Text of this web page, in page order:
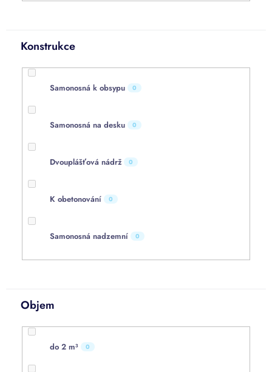
Konstrukce
Samonosná k obsypu 0
Samonosná na desku 0
Dvouplášťová nádrž 0
K obetonování 0
Samonosná nadzemní 0
Objem
do 2 m³ 0